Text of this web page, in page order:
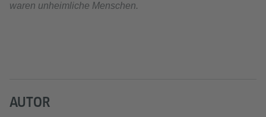
waren unheimliche Menschen.
AUTOR